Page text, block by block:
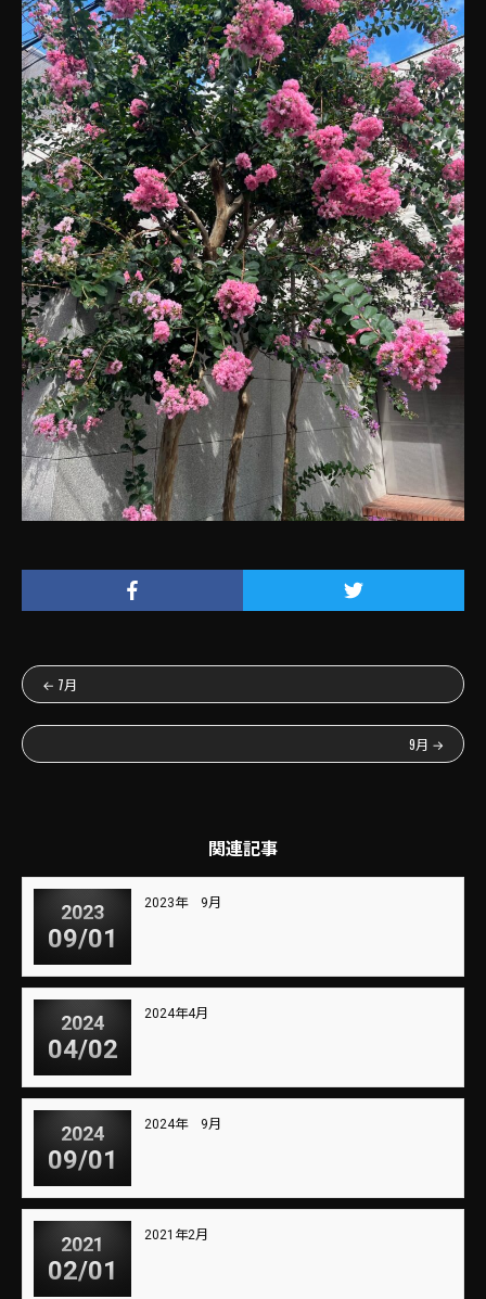
← 7月
9月 →
関連記事
2023
09/01
2023年 9月
2024
04/02
2024年4月
2024
09/01
2024年 9月
2021
02/01
2021年2月